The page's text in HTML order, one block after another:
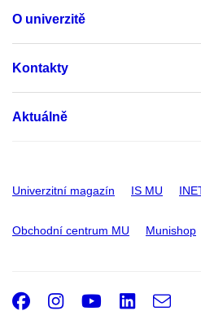
O univerzitě
Kontakty
Aktuálně
Univerzitní magazín IS MU
Obchodní centrum MU Munishop
Facebook
Instagram
Youtube
e-